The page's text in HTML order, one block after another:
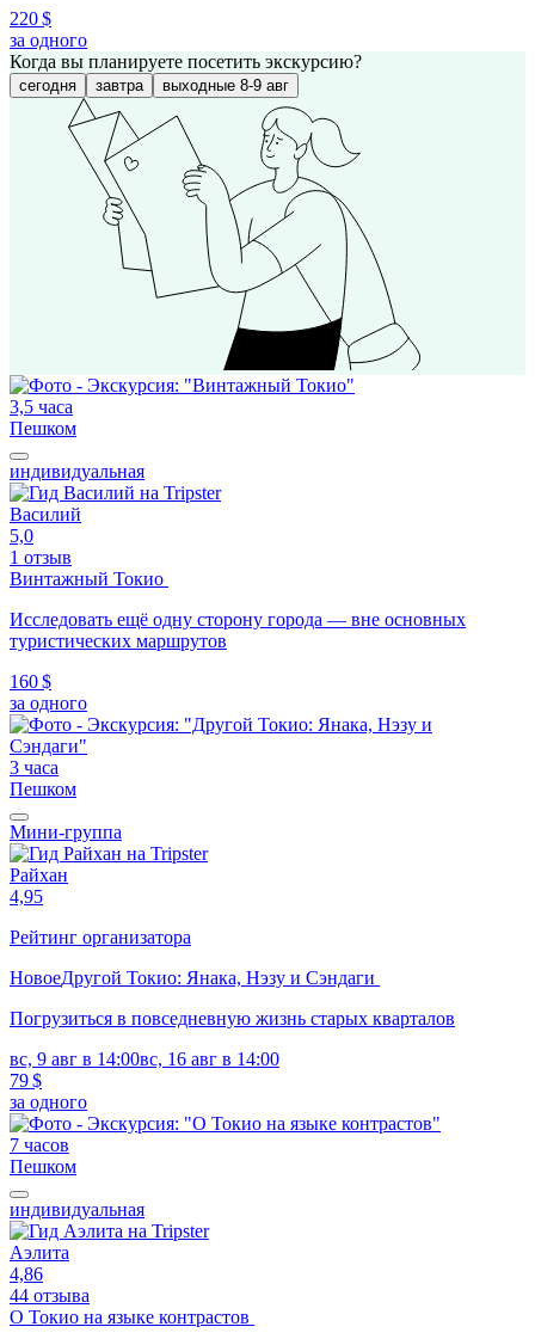
220 $
за одного
Когда вы планируете посетить экскурсию?
сегодня завтра выходные 8-9 авг
3,5 часа
Пешком
индивидуальная
Василий
5,0
1 отзыв
Винтажный Токио
Исследовать ещё одну сторону города — вне основных
туристических маршрутов
160 $
за одного
3 часа
Пешком
Мини-группа
Райхан
4,95
Рейтинг организатора
НовоеДругой Токио: Янака, Нэзу и Сэндаги
Погрузиться в повседневную жизнь старых кварталов
вс, 9 авг в 14:00вс, 16 авг в 14:00
79 $
за одного
7 часов
Пешком
индивидуальная
Аэлита
4,86
44 отзыва
О Токио на языке контрастов